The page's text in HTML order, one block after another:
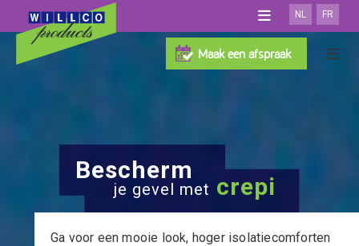
SHOWROOM
CONTACT
PROFESSIONAL
NL FR
GEVENTILEERD SYSTEEM
ISOLATIE
Zoek je uitvoerder
Maak een afspraak
Bescherm
je gevel met crepi
Ga voor een mooie look, hoger isolatiecomforten